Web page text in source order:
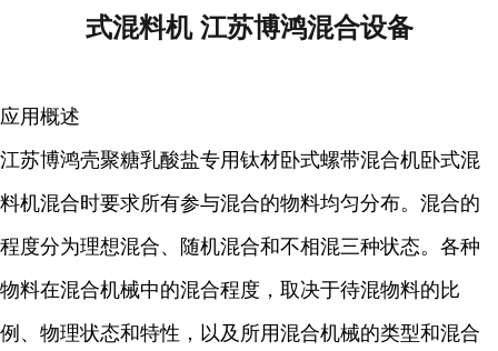
式混料机 江苏博鸿混合设备
应用概述
江苏博鸿壳聚糖乳酸盐专用钛材卧式螺带混合机卧式混
料机混合时要求所有参与混合的物料均匀分布。混合的
程度分为理想混合、随机混合和不相混三种状态。各种
物料在混合机械中的混合程度，取决于待混物料的比
例、物理状态和特性，以及所用混合机械的类型和混合